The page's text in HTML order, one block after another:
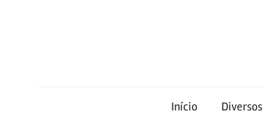
Início Diversos